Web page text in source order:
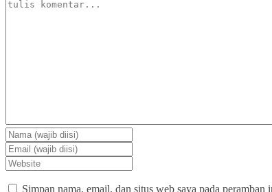
Simpan nama, email, dan situs web saya pada